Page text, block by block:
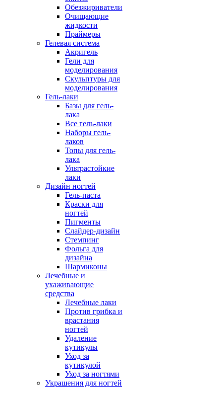
Обезжириватели
Очищающие
жидкости
Праймеры
Гелевая система
Акригель
Гели для
моделирования
Скульптуры для
моделирования
Гель-лаки
Базы для гель-
лака
Все гель-лаки
Наборы гель-
лаков
Топы для гель-
лака
Ультрастойкие
лаки
Дизайн ногтей
Гель-паста
Краски для
ногтей
Пигменты
Слайдер-дизайн
Стемпинг
Фольга для
дизайна
Шармиконы
Лечебные и
ухаживающие
средства
Лечебные лаки
Против грибка и
врастания
ногтей
Удаление
кутикулы
Уход за
кутикулой
Уход за ногтями
Украшения для ногтей